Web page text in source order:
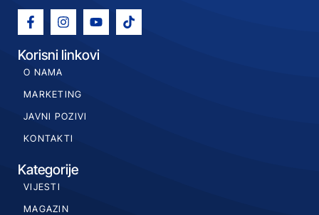
Korisni linkovi
O NAMA
MARKETING
JAVNI POZIVI
KONTAKTI
Kategorije
VIJESTI
MAGAZIN